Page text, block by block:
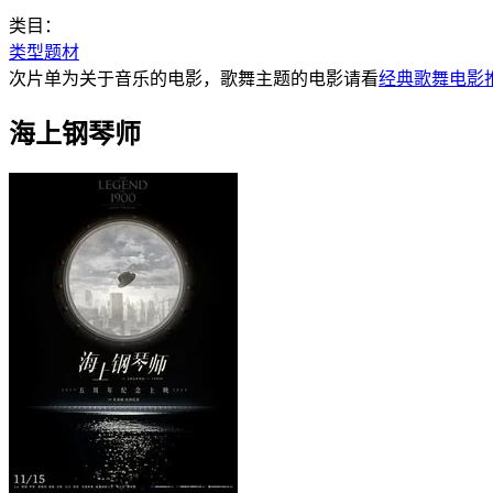
类目：
类型题材
次片单为关于音乐的电影，歌舞主题的电影请看经典歌舞电影
海上钢琴师